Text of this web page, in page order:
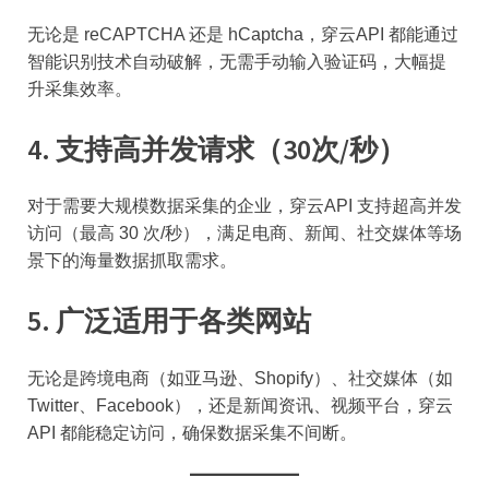
无论是 reCAPTCHA 还是 hCaptcha，穿云API 都能通过
智能识别技术自动破解，无需手动输入验证码，大幅提
升采集效率。
4. 支持高并发请求（30次/秒）
对于需要大规模数据采集的企业，穿云API 支持超高并发
访问（最高 30 次/秒），满足电商、新闻、社交媒体等场
景下的海量数据抓取需求。
5. 广泛适用于各类网站
无论是跨境电商（如亚马逊、Shopify）、社交媒体（如
Twitter、Facebook），还是新闻资讯、视频平台，穿云
API 都能稳定访问，确保数据采集不间断。